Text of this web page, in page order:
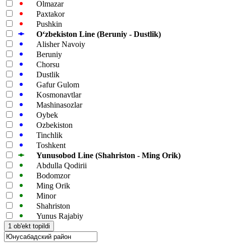
Olmazar
Paxtakor
Pushkin
Oʻzbekiston Line (Beruniy - Dustlik)
Alisher Navoiy
Beruniy
Chorsu
Dustlik
Gafur Gulom
Kosmonavtlar
Mashinasozlar
Oybek
Ozbekiston
Tinchlik
Toshkent
Yunusobod Line (Shahriston - Ming Orik)
Abdulla Qodirii
Bodomzor
Ming Orik
Minor
Shahriston
Yunus Rajabiy